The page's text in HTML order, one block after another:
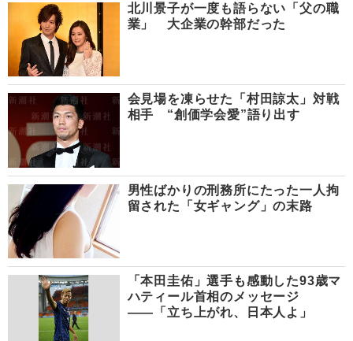
北川景子が一度も語らない「父の職
業」 大企業の幹部だった
会見場を凍らせた「村田諒太」対戦
相手 “創価学会愛”語り出す
男性ばかりの刑務所にたった一人拘
留された「女ギャング」の末路
「本田圭佑」選手も感動した93歳マ
ハティール首相のメッセージ
――「立ち上がれ、日本人よ」